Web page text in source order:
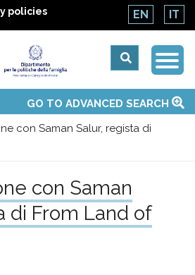
policies EN IT
GO TO ADVANCED SEARCH
con Saman Salur, regista di
con Saman
di From Land of